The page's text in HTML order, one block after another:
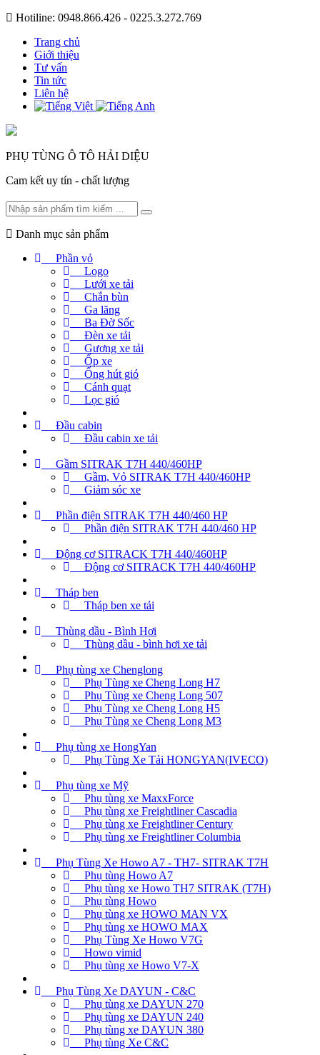
Hotiline: 0948.866.426 - 0225.3.272.769
Trang chủ
Giới thiệu
Tư vấn
Tin tức
Liên hệ
PHỤ TÙNG Ô TÔ HẢI DIỆU
Cam kết uy tín - chất lượng
Danh mục sản phẩm
Phần vỏ
Logo
Lưới xe tải
Chắn bùn
Ga lăng
Ba Đờ Sốc
Đèn xe tải
Gương xe tải
Ốp xe
Ống hút gió
Cánh quạt
Lọc gió
Đầu cabin
Đầu cabin xe tải
Gầm SITRAK T7H 440/460HP
Gầm, Vỏ SITRAK T7H 440/460HP
Giảm sóc xe
Phần điện SITRAK T7H 440/460 HP
Phần điện SITRAK T7H 440/460 HP
Động cơ SITRACK T7H 440/460HP
Động cơ SITRACK T7H 440/460HP
Tháp ben
Tháp ben xe tải
Thùng dầu - Bình Hơi
Thùng dầu - bình hơi xe tải
Phụ tùng xe Chenglong
Phụ Tùng xe Cheng Long H7
Phụ Tùng xe Cheng Long 507
Phụ Tùng xe Cheng Long H5
Phụ Tùng xe Cheng Long M3
Phụ tùng xe HongYan
Phụ Tùng Xe Tải HONGYAN(IVECO)
Phụ tùng xe Mỹ
Phụ tùng xe MaxxForce
Phụ tùng xe Freightliner Cascadia
Phụ tùng xe Freightliner Century
Phụ tùng xe Freightliner Columbia
Phụ Tùng Xe Howo A7 - TH7- SITRAK T7H
Phụ tùng Howo A7
Phụ tùng xe Howo TH7 SITRAK (T7H)
Phụ tùng Howo
Phụ tùng xe HOWO MAN VX
Phụ tùng xe HOWO MAX
Phụ Tùng Xe Howo V7G
Howo vimid
Phụ tùng xe Howo V7-X
Phụ Tùng Xe DAYUN - C&C
Phụ tùng xe DAYUN 270
Phụ tùng xe DAYUN 240
Phụ tùng xe DAYUN 380
Phụ tùng Xe C&C